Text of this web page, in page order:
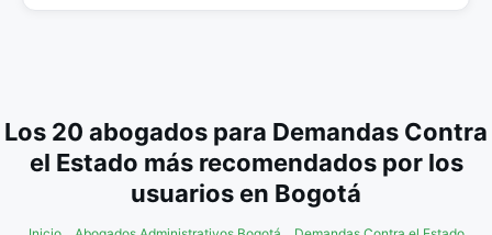
Los 20 abogados para Demandas Contra
el Estado más recomendados por los
usuarios en Bogotá